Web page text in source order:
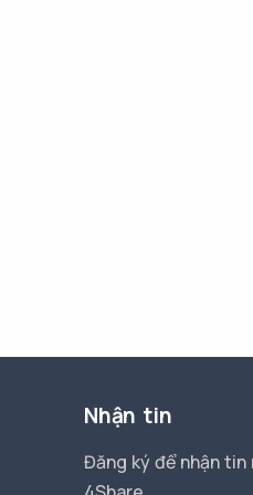
Nhận tin
Đăng ký để nhận